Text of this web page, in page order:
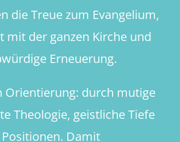
die Treue zum Evangelium,
mit der ganzen Kirche und
Erneuerung.
Orientierung: durch mutige
Theologie, geistliche Tiefe
Damit